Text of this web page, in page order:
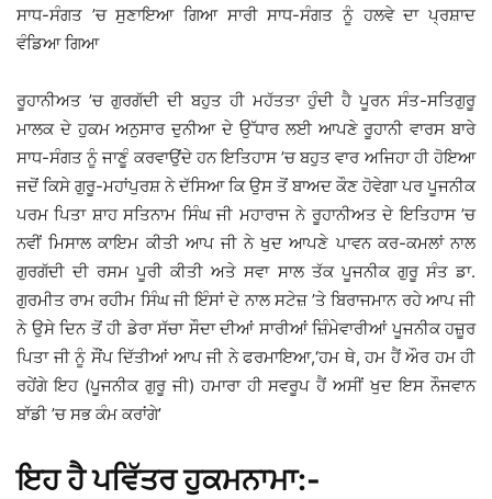
ਸਾਧ-ਸੰਗਤ ’ਚ ਸੁਣਾਇਆ ਗਿਆ ਸਾਰੀ ਸਾਧ-ਸੰਗਤ ਨੂੰ ਹਲਵੇ ਦਾ ਪ੍ਰਸ਼ਾਦ
ਵੰਡਿਆ ਗਿਆ
ਰੂਹਾਨੀਅਤ ’ਚ ਗੁਰਗੱਦੀ ਦੀ ਬਹੁਤ ਹੀ ਮਹੱਤਤਾ ਹੁੰਦੀ ਹੈ ਪੂਰਨ ਸੰਤ-ਸਤਿਗੁਰੂ
ਮਾਲਕ ਦੇ ਹੁਕਮ ਅਨੁਸਾਰ ਦੁਨੀਆ ਦੇ ਉੱਧਾਰ ਲਈ ਆਪਣੇ ਰੂਹਾਨੀ ਵਾਰਸ ਬਾਰੇ
ਸਾਧ-ਸੰਗਤ ਨੂੰ ਜਾਣੂੰ ਕਰਵਾਉਂਦੇ ਹਨ ਇਤਿਹਾਸ ’ਚ ਬਹੁਤ ਵਾਰ ਅਜਿਹਾ ਹੀ ਹੋਇਆ
ਜਦੋਂ ਕਿਸੇ ਗੁਰੂ-ਮਹਾਂਪੁਰਸ਼ ਨੇ ਦੱਸਿਆ ਕਿ ਉਸ ਤੋਂ ਬਾਅਦ ਕੌਣ ਹੋਵੇਗਾ ਪਰ ਪੂਜਨੀਕ
ਪਰਮ ਪਿਤਾ ਸ਼ਾਹ ਸਤਿਨਾਮ ਸਿੰਘ ਜੀ ਮਹਾਰਾਜ ਨੇ ਰੂਹਾਨੀਅਤ ਦੇ ਇਤਿਹਾਸ ’ਚ
ਨਵੀਂ ਮਿਸਾਲ ਕਾਇਮ ਕੀਤੀ ਆਪ ਜੀ ਨੇ ਖੁਦ ਆਪਣੇ ਪਾਵਨ ਕਰ-ਕਮਲਾਂ ਨਾਲ
ਗੁਰਗੱਦੀ ਦੀ ਰਸਮ ਪੂਰੀ ਕੀਤੀ ਅਤੇ ਸਵਾ ਸਾਲ ਤੱਕ ਪੂਜਨੀਕ ਗੁਰੂ ਸੰਤ ਡਾ.
ਗੁਰਮੀਤ ਰਾਮ ਰਹੀਮ ਸਿੰਘ ਜੀ ਇੰਸਾਂ ਦੇ ਨਾਲ ਸਟੇਜ਼ ’ਤੇ ਬਿਰਾਜਮਾਨ ਰਹੇ ਆਪ ਜੀ
ਨੇ ਉਸੇ ਦਿਨ ਤੋਂ ਹੀ ਡੇਰਾ ਸੱਚਾ ਸੌਦਾ ਦੀਆਂ ਸਾਰੀਆਂ ਜ਼ਿੰਮੇਵਾਰੀਆਂ ਪੂਜਨੀਕ ਹਜ਼ੂਰ
ਪਿਤਾ ਜੀ ਨੂੰ ਸੌਂਪ ਦਿੱਤੀਆਂ ਆਪ ਜੀ ਨੇ ਫਰਮਾਇਆ,‘ਹਮ ਥੇ, ਹਮ ਹੈਂ ਔਰ ਹਮ ਹੀ
ਰਹੇਂਗੇ ਇਹ (ਪੂਜਨੀਕ ਗੁਰੂ ਜੀ) ਹਮਾਰਾ ਹੀ ਸਵਰੂਪ ਹੈਂ ਅਸੀਂ ਖੁਦ ਇਸ ਨੌਜਵਾਨ
ਬਾੱਡੀ ’ਚ ਸਭ ਕੰਮ ਕਰਾਂਗੇ’
ਇਹ ਹੈ ਪਵਿੱਤਰ ਹੁਕਮਨਾਮਾ:-